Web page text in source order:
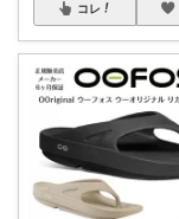
コレ